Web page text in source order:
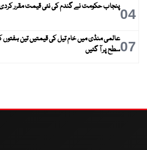
04پنجاب حکومت نے گندم کی نئی قیمت مقرر
07عالمی منڈی میں خام تیل کی قیمتیں تین ہفتوں
سطح پر آ گئیں